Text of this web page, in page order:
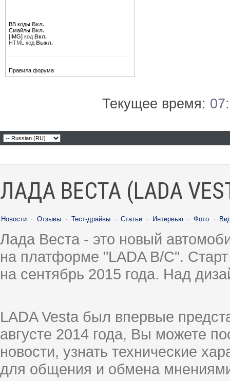
BB коды Вкл.
Смайлы Вкл.
[IMG] код Вкл.
HTML код Выкл.
Правила форума
Текущее время:
ЛАДА ВЕСТА (LADA
Новости · Отзывы · Тест-драйвы · Статьи · Интервью · Фото ·
Лада Веста - это новый
на платформе "LADA B/C".
на сентябрь 2015 года. Над
LADA Vesta был впервые
августе 2014 года, Вы можете
новости, узнать технические
для общения и обмена